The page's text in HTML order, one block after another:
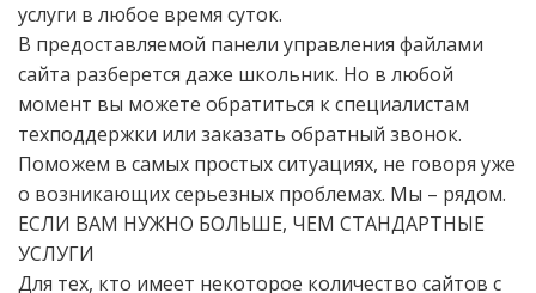
услуги в любое время суток.
В предоставляемой панели управления файлами
сайта разберется даже школьник. Но в любой
момент вы можете обратиться к специалистам
техподдержки или заказать обратный звонок.
Поможем в самых простых ситуациях, не говоря уже
о возникающих серьезных проблемах. Мы – рядом.
ЕСЛИ ВАМ НУЖНО БОЛЬШЕ, ЧЕМ СТАНДАРТНЫЕ
УСЛУГИ
Для тех, кто имеет некоторое количество сайтов с